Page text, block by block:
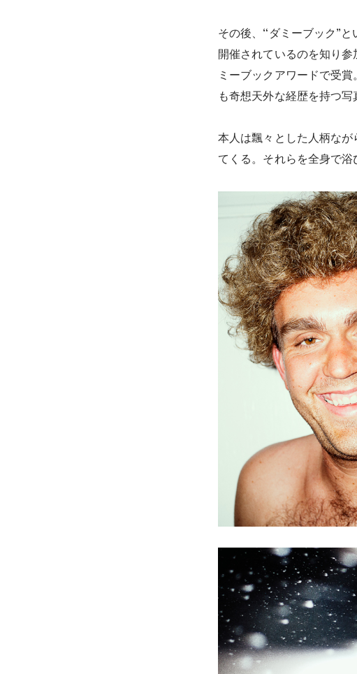
その後、“ダミーブック”
開催されているのを知り
ミーブックアワードで受
も奇想天外な経歴を持つ写
本人は飄々とした人柄な
てくる。それらを全身で浴